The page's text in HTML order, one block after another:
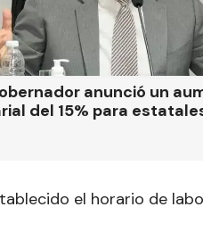
anunció un
del 15% para
el horario de